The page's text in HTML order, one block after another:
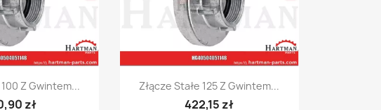
podgląd
Z Gwintem...
zł
Szybki podgląd
Złącze Stałe 125 Z Gwintem...
422,15 zł